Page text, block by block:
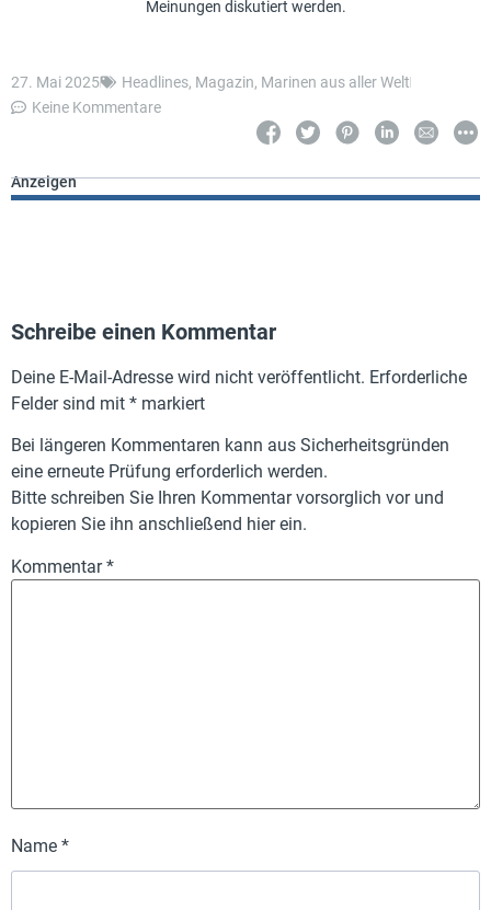
Meinungen diskutiert werden.
27. Mai 2025 Headlines, Magazin, Marinen aus aller Welt
Keine Kommentare
Anzeigen
Schreibe einen Kommentar
Deine E-Mail-Adresse wird nicht veröffentlicht. Erforderliche
Felder sind mit * markiert
Bei längeren Kommentaren kann aus Sicherheitsgründen
eine erneute Prüfung erforderlich werden.
Bitte schreiben Sie Ihren Kommentar vorsorglich vor und
kopieren Sie ihn anschließend hier ein.
Kommentar*
Name *